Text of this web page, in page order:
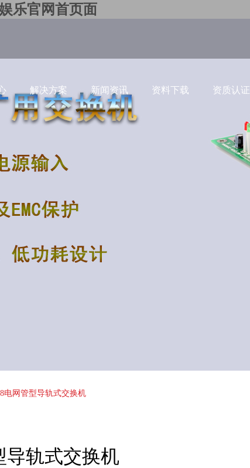
乐官网首页面
解决方案 新闻资讯 资料下载 资质认证
电网管型导轨式交换机
导轨式交换机